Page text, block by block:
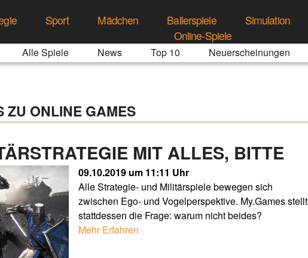
Sport Mädchen Ballerspiele Simulation
Online-Spiele
Alle Spiele News Top 10 Neuerscheinungen
ZU ONLINE GAMES
MIT ALLES, BITTE
09.10.2019 um 11:11 Uhr
Alle Strategie- und Militärspiele bewegen sich
zwischen Ego- und Vogelperspektive. My.Games stellt
stattdessen die Frage: warum nicht beides?
Mehr Erfahren